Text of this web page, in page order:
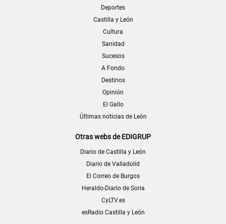
Deportes
Castilla y León
Cultura
Sanidad
Sucesos
A Fondo
Destinos
Opinión
El Gallo
Últimas noticias de León
Otras webs de EDIGRUP
Diario de Castilla y León
Diario de Valladolid
El Correo de Burgos
Heraldo-Diario de Soria
CyLTV.es
esRadio Castilla y León